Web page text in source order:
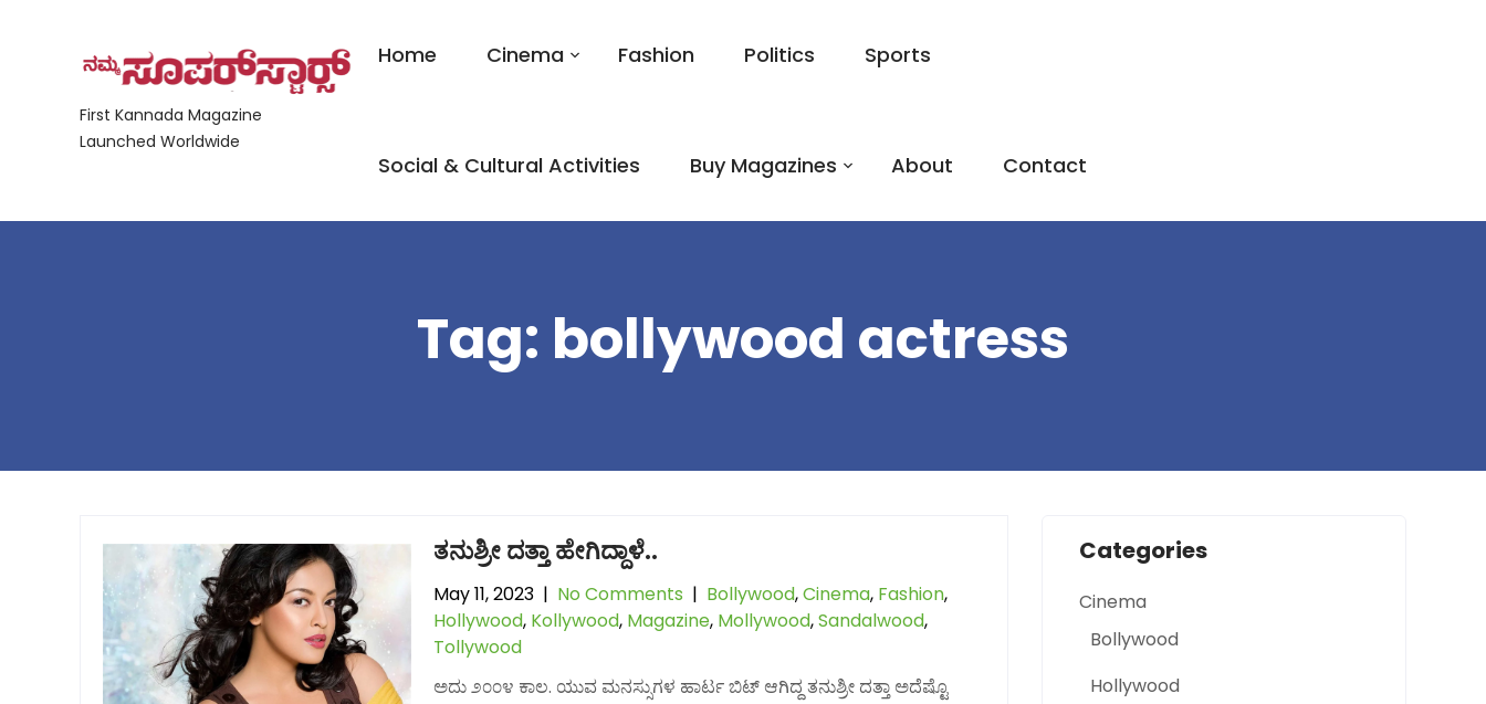
First Kannada Magazine
Launched Worldwide
Home Cinema Fashion Politics Sports
Social & Cultural Activities Buy Magazines About Contact
Tag: bollywood actress
ತನುಶ್ರೀ ದತ್ತಾ ಹೇಗಿದ್ದಾಳೆ..
May 11, 2023 | No Comments | Bollywood,Cinema, Fashion,
Hollywood, Kollywood, Magazine, Mollywood,Sandalwood,
Tollywood
ಅದು ೨೦೦೪ ಕಾಲ. ಯುವ ಮನಸ್ಸುಗಳ ಹಾರ್ಟ ಬಿಟ್ ಆಗಿದ್ದ ತನುಶ್ರೀ ದತ್ತಾ ಅದೆಷ್ಟೊ
Categories
Cinema
Bollywood
Hollywood